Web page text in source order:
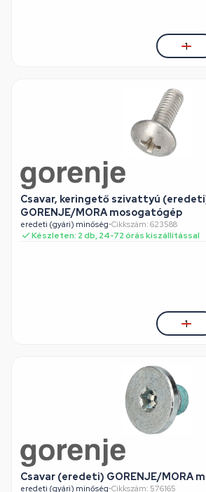
Csavar, keringető szivattyú
GORENJE/MORA mosogatógép
eredeti (gyári) minőség•Cikkszám: 623588
Készleten: 2 db, 24-72 órás kiszállítással
Csavar (eredeti) GORENJE/MORA
eredeti (gyári) minőség•Cikkszám: 576165